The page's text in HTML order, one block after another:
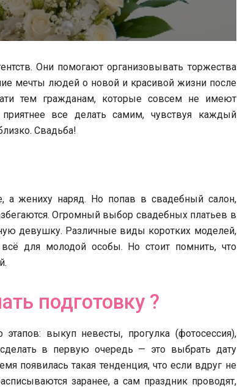
Они помогают организовывать торжества
мечты людей о новой и красивой жизни после
тем гражданам, которые совсем не имеют
все делать самим, чувствуя каждый
Свадьба!
а жениху наряд. Но попав в свадебный салон,
Огромный выбор свадебных платьев в
девушку. Различные виды коротких моделей,
для молодой особы. Но стоит помнить, что
подготовку ?
выкуп невесты, прогулка (фотосессия),
в первую очередь — это выбрать дату
появилась такая тенденция, что если вдруг не
заранее, а сам праздник проводят,